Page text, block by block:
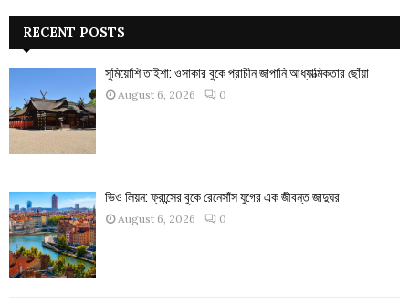
RECENT POSTS
সুমিয়োশি তাইশা: ওসাকার বুকে প্রাচীন জাপানি আধ্যাত্মিকতার ছোঁয়া
August 6, 2026 0
ভিও লিয়ন: ফ্রান্সের বুকে রেনেসাঁস যুগের এক জীবন্ত জাদুঘর
August 6, 2026 0